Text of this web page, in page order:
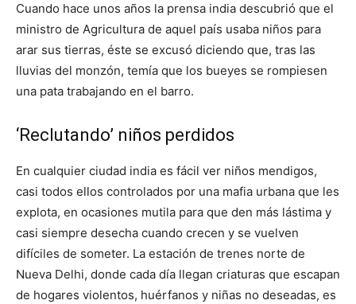
Cuando hace unos años la prensa india descubrió que el
ministro de Agricultura de aquel país usaba niños para
arar sus tierras, éste se excusó diciendo que, tras las
lluvias del monzón, temía que los bueyes se rompiesen
una pata trabajando en el barro.
‘Reclutando’ niños perdidos
En cualquier ciudad india es fácil ver niños mendigos,
casi todos ellos controlados por una mafia urbana que les
explota, en ocasiones mutila para que den más lástima y
casi siempre desecha cuando crecen y se vuelven
difíciles de someter. La estación de trenes norte de
Nueva Delhi, donde cada día llegan criaturas que escapan
de hogares violentos, huérfanos y niñas no deseadas, es